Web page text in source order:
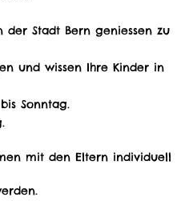
Stadt Bern geniessen zu
und wissen Ihre Kinder in
Sonntag.
mit den Eltern individuell